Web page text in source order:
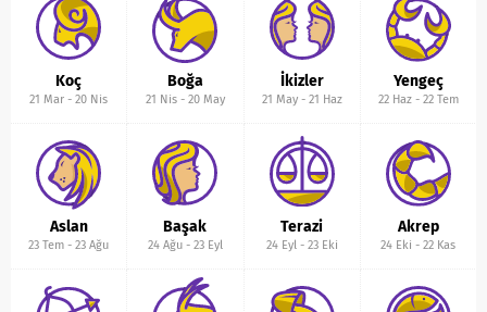
Koç
21 Mar -20 Nis
Boğa
21 Nis- 20 May
İkizler
21 May- 21 Haz
Yengeç
22 Haz- 22 Tem
Aslan
23 Tem -23 Ağu
Başak
24 Ağu- 23 Eyl
Terazi
24 Eyl- 23 Eki
Akrep
24 Eki -22 Kas